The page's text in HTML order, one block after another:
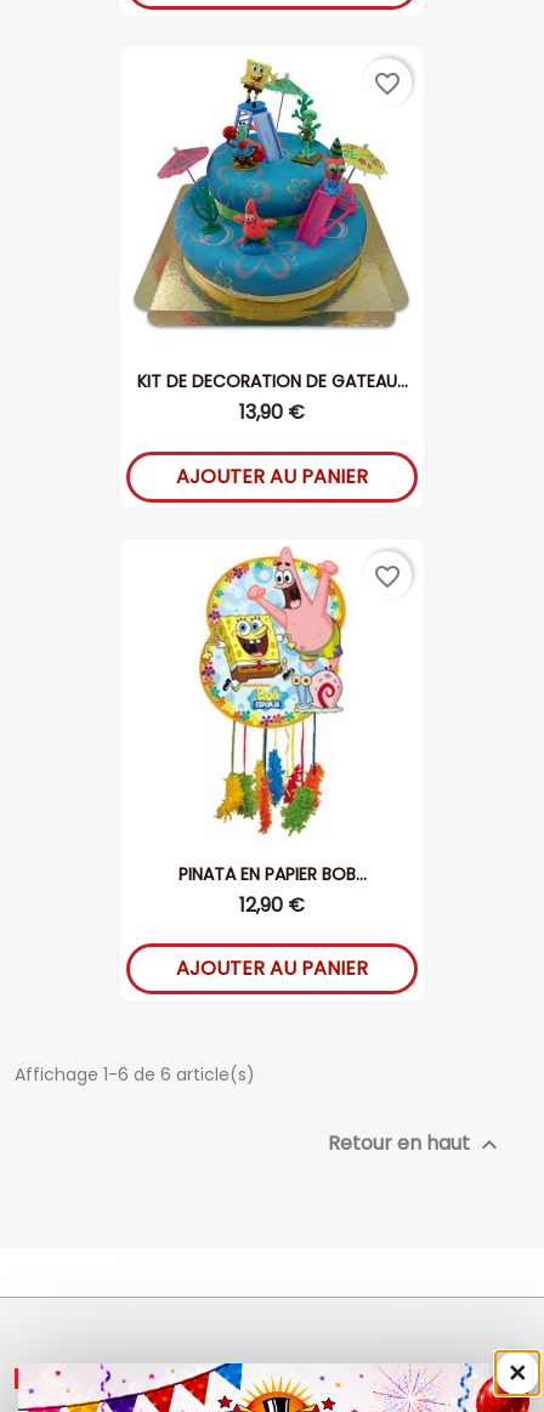
KIT DE DECORATION DE GATEAU...
13,90 €
AJOUTER AU PANIER
favorite_border
PINATA EN PAPIER BOB...
12,90 €
AJOUTER AU PANIER
favorite_border
Affichage 1-6 de 6 article(s)
Retour en haut 
NOS PRODUITS ×